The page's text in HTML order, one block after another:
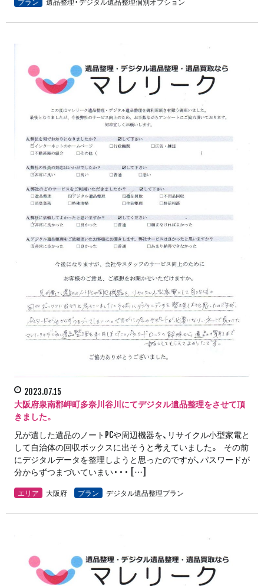
2023.07.15
大阪府泉南郡岬町多奈川谷川にてデジタル遺品整理をさせて頂
きました。
兄が遺した遺品のノートPCや周辺機器を、リサイクル小型家電と
して自治体の回収ボックスに出そうと考えていました。 その前
にデジタルデータを整理しようと思ったのですが、パスワードが
分からずつまづいていまい・・・ […]
エリア 大阪府 プラン デジタル遺品整理プラン